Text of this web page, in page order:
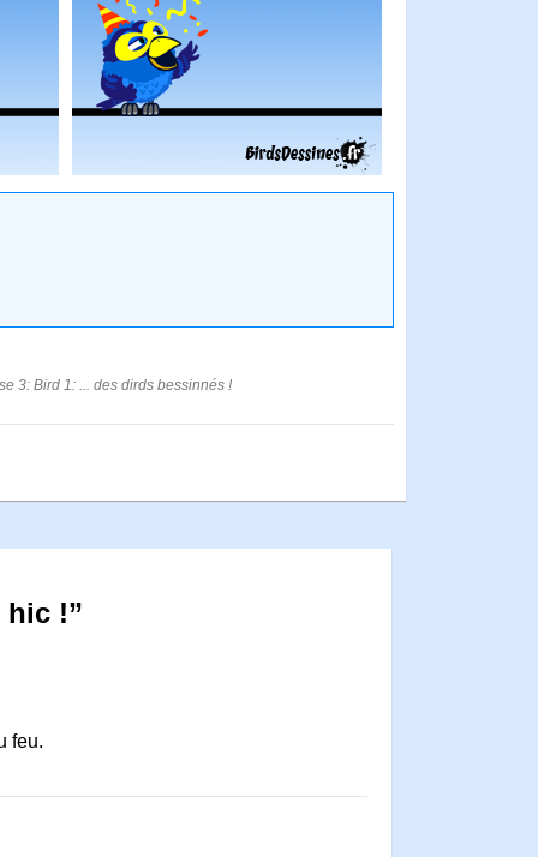
3: Bird 1: ... des dirds bessinnés !
hic !”
feu.